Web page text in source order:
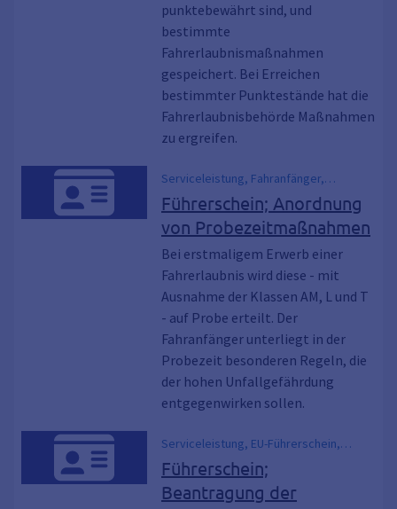
punktebewährt sind, und
bestimmte
Fahrerlaubnismaßnahmen
gespeichert. Bei Erreichen
bestimmter Punktestände hat die
Fahrerlaubnisbehörde Maßnahmen
zu ergreifen.
Serviceleistung, Fahranfänger,
Fahrerlaubnis auf Probe, Führerschein
auf Probe, Probezeit
Führerschein; Anordnung
von Probezeitmaßnahmen
Bei erstmaligem Erwerb einer
Fahrerlaubnis wird diese - mit
Ausnahme der Klassen AM, L und T
- auf Probe erteilt. Der
Fahranfänger unterliegt in der
Probezeit besonderen Regeln, die
der hohen Unfallgefährdung
entgegenwirken sollen.
Serviceleistung, EU-Führerschein,
Fahrerlaubnis, Führerschein,
Führerschein beantragen, führerschein
machen
Führerschein;
Beantragung der